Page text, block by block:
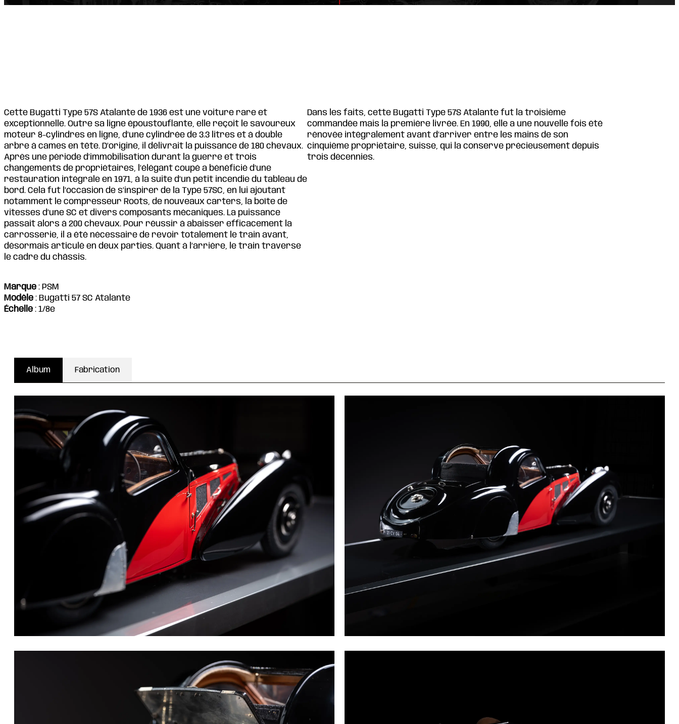
Cette Bugatti Type 57S Atalante de 1936 est une voiture rare et
exceptionnelle. Outre sa ligne époustouflante, elle reçoit le savoureux
moteur 8-cylindres en ligne, d’une cylindrée de 3.3 litres et à double
arbre à cames en tête. D’origine, il délivrait la puissance de 180 chevaux.
Après une période d’immobilisation durant la guerre et trois
changements de propriétaires, l’élégant coupé a bénéficié d’une
restauration intégrale en 1971, à la suite d’un petit incendie du tableau de
bord. Cela fut l’occasion de s’inspirer de la Type 57SC, en lui ajoutant
notamment le compresseur Roots, de nouveaux carters, la boîte de
vitesses d’une SC et divers composants mécaniques. La puissance
passait alors à 200 chevaux. Pour réussir à abaisser efficacement la
carrosserie, il a été nécessaire de revoir totalement le train avant,
désormais articulé en deux parties. Quant à l’arrière, le train traverse
le cadre du châssis.
Dans les faits, cette Bugatti Type 57S Atalante fut la troisième
commandée mais la première livrée. En 1990, elle a une nouvelle fois été
rénovée intégralement avant d’arriver entre les mains de son
cinquième propriétaire, suisse, qui la conserve précieusement depuis
trois décennies.
Marque : PSM
Modèle : Bugatti 57 SC Atalante
Échelle : 1/8e
Album Fabrication